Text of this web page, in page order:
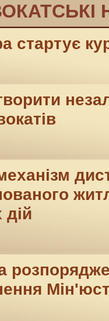
стартує